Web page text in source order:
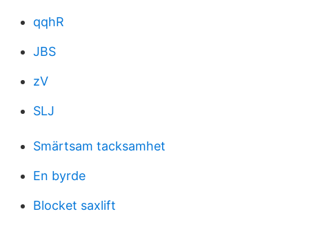
qqhR
JBS
zV
SLJ
Smärtsam tacksamhet
En byrde
Blocket saxlift